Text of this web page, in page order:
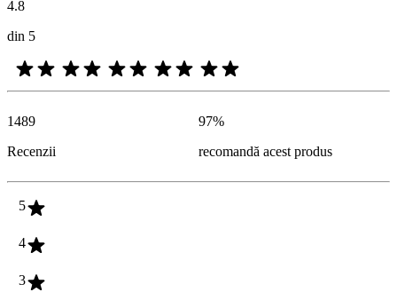
4.8
din 5
1489
Recenzii
97%
recomandă acest produs
5
4
3